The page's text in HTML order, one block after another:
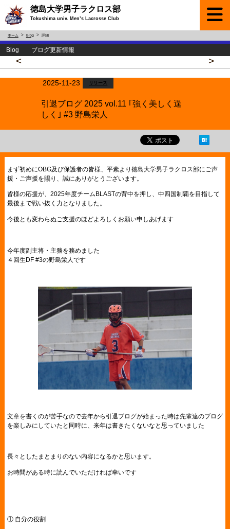
徳島大学男子ラクロス部
Tokushima univ. Men’s Lacrosse Club
ホーム Blog 詳細
Blog ブログ更新情報
< >
2025-11-23 リリース
引退ブログ 2025 vol.11 ｢強く美しく逞
しく｣ #3 野島栄人
まず初めにOBG及び保護者の皆様、平素より徳島大学男子ラクロス部にご声
援・ご声援を賜り、誠にありがとうございます。
皆様の応援が、2025年度チームBLASTの背中を押し、中四国制覇を目指して
最後まで戦い抜く力となりました。
今後とも変わらぬご支援のほどよろしくお願い申しあげます
今年度副主将・主務を務めました
４回生DF #3の野島栄人です
文章を書くのが苦手なので去年から引退ブログが始まった時は先輩達のブログ
を楽しみにしていたと同時に、来年は書きたくないなと思っていました
長々としたまとまりのない内容になるかと思います。
お時間がある時に読んでいただければ幸いです
① 自分の役割